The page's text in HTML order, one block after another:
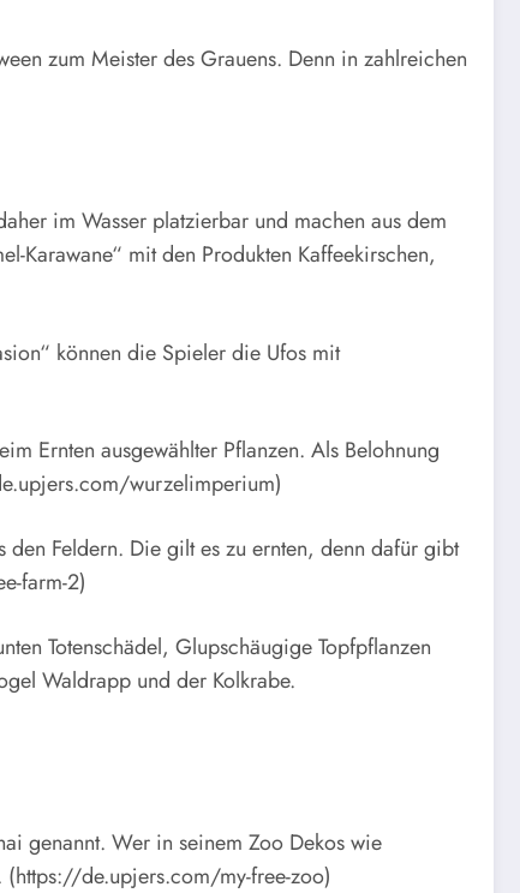
zum Meister des Grauens. Denn in zahlreichen
im Wasser platzierbar und machen aus dem
Karawane“ mit den Produkten Kaffeekirschen,
können die Spieler die Ufos mit
Ernten ausgewählter Pflanzen. Als Belohnung
wurzelimperium)
Feldern. Die gilt es zu ernten, denn dafür gibt
farm-2)
Totenschädel, Glupschäugige Topfpflanzen
Waldrapp und der Kolkrabe.
genannt. Wer in seinem Zoo Dekos wie
(https://de.upjers.com/my-free-zoo)